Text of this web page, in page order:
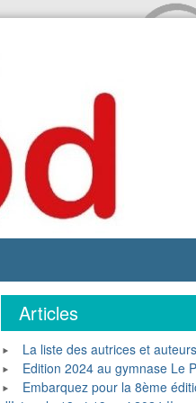
Articles
La liste des autrices et
Edition 2024 au gymnase Le
Embarquez pour la 8ème